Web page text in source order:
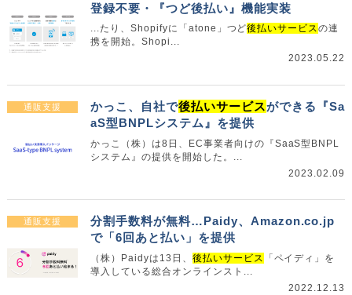
登録不要・『つど後払い』機能実装
...たり、Shopifyに「atone」つど後払いサービスの連
携を開始。Shopi...
2023.05.22
通販支援 かっこ、自社で後払いサービスができる『Sa
aS型BNPLシステム』を提供
かっこ（株）は8日、EC事業者向けの『SaaS型BNPL
システム』の提供を開始した。...
2023.02.09
通販支援
分割手数料が無料…Paidy、Amazon.co.jp
で「6回あと払い」を提供
（株）Paidyは13日、 後払いサービス
「ペイディ」を
導入している総合オンラインスト...
2022.12.13